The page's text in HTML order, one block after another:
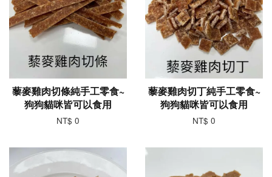
藜麥雞肉切條純手工零食~
狗狗貓咪皆可以食用
NT$ 0
藜麥雞肉切丁純手工零食~
狗狗貓咪皆可以食用
NT$ 0